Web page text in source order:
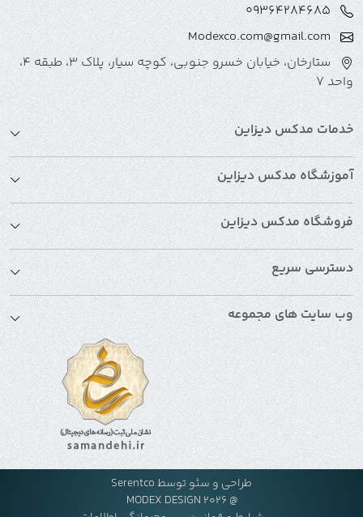
09364284685
Modexco.com@gmail.com
ستارخان، خیابان خسرو جنوبی، کوچه سیار، پلاک 3، طبقه 4،
واحد 7
خدمات مدکس دیزاین
آموزشگاه مدکس دیزاین
فروشگاه مدکس دیزاین
دسترسی سریع
وب سایت های مجموعه
طراحی و سئو توسط Serentco
@ MODEX DESIGN 2026